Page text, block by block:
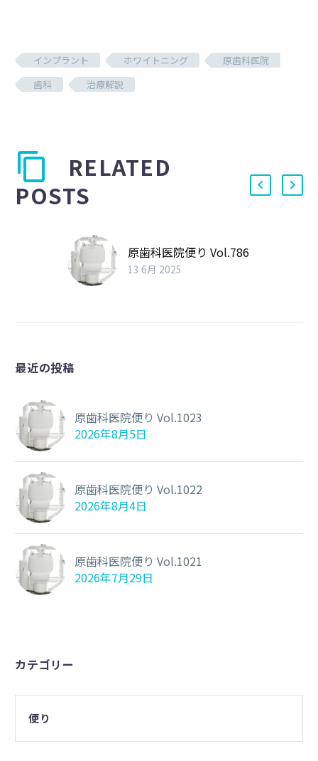
インプラント ホワイトニング
原歯科医院
歯科
治療解説
RELATED
POSTS
原歯科医院便り Vol.786
13 6月 2025
最近の投稿
原歯科医院便り Vol.1023
2026年8月5日
原歯科医院便り Vol.1022
2026年8月4日
原歯科医院便り Vol.1021
2026年7月29日
カテゴリー
便り